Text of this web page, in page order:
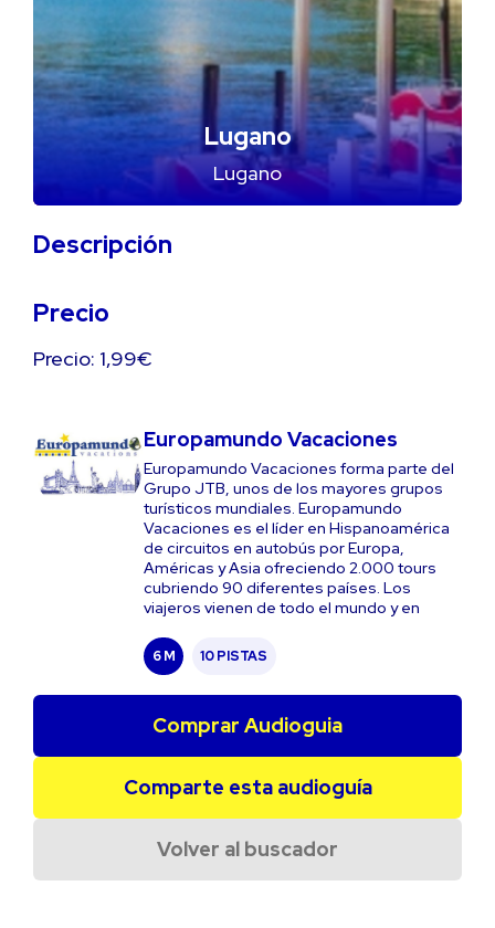
Lugano
Lugano
Descripción
Precio
Precio: 1,99€
Europamundo Vacaciones
Europamundo Vacaciones forma parte del
Grupo JTB, unos de los mayores grupos
turísticos mundiales. Europamundo
Vacaciones es el líder en Hispanoamérica
de circuitos en autobús por Europa,
Américas y Asia ofreciendo 2.000 tours
cubriendo 90 diferentes países. Los
viajeros vienen de todo el mundo y en
6 M 10 PISTAS
Comprar Audioguia
Comparte esta audioguía
Volver al buscador